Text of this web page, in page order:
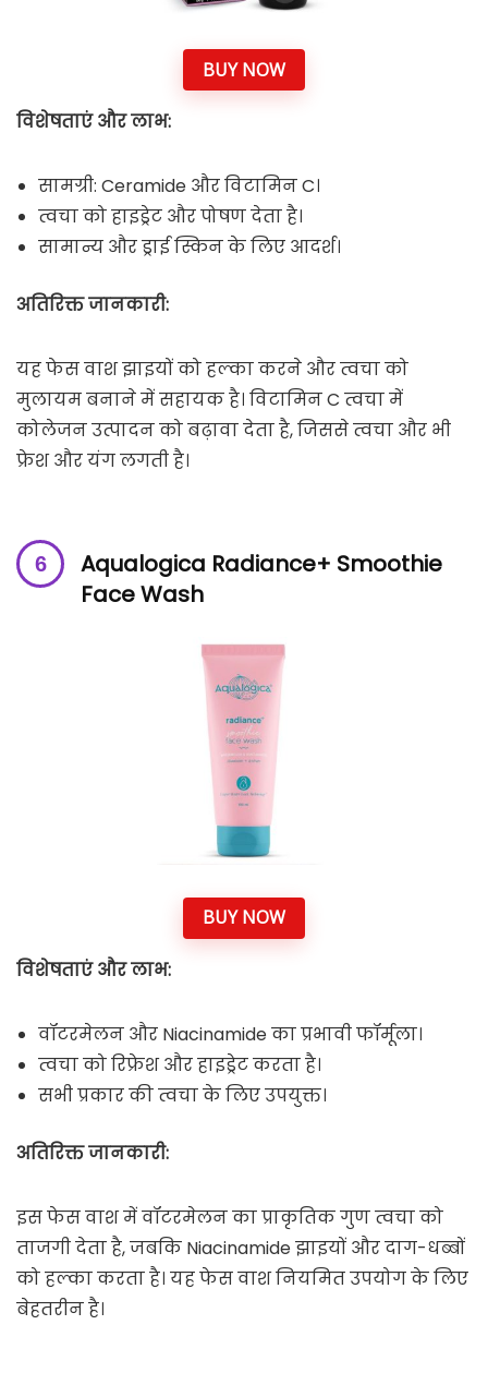
BUY NOW
विशेषताएं और लाभ:
सामग्री: Ceramide और विटामिन C।
त्वचा को हाइड्रेट और पोषण देता है।
सामान्य और ड्राई स्किन के लिए आदर्श।
अतिरिक्त जानकारी:
यह फेस वाश झाइयों को हल्का करने और त्वचा को
मुलायम बनाने में सहायक है। विटामिन C त्वचा में
कोलेजन उत्पादन को बढ़ावा देता है, जिससे त्वचा और भी
फ्रेश और यंग लगती है।
Aqualogica Radiance+ Smoothie
Face Wash
BUY NOW
विशेषताएं और लाभ:
वॉटरमेलन और Niacinamide का प्रभावी फॉर्मूला।
त्वचा को रिफ्रेश और हाइड्रेट करता है।
सभी प्रकार की त्वचा के लिए उपयुक्त।
अतिरिक्त जानकारी:
इस फेस वाश में वॉटरमेलन का प्राकृतिक गुण त्वचा को
ताजगी देता है, जबकि Niacinamide झाइयों और दाग-धब्बों
को हल्का करता है। यह फेस वाश नियमित उपयोग के लिए
बेहतरीन है।